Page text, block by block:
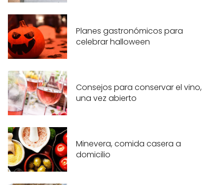
Planes gastronómicos para
celebrar halloween
Consejos para conservar el vino,
una vez abierto
Minevera, comida casera a
domicilio